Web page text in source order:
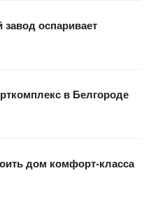
оспаривает
в Белгороде
дом комфорт-класса